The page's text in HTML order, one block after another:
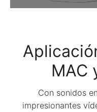
MAC
Con sonidos
impresionantes